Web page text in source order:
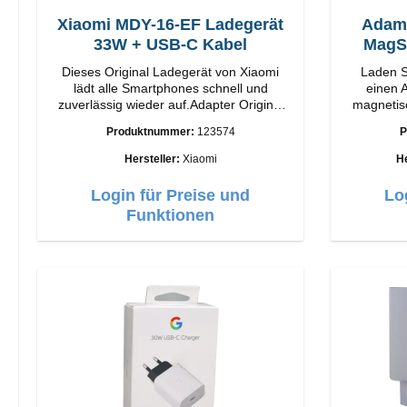
Xiaomi MDY-16-EF Ladegerät
33W + USB-C Kabel
Dieses Original Ladegerät von Xiaomi
lädt alle Smartphones schnell und
zuverlässig wieder auf.Adapter Original
Anschlüsse: USB-A Output: 33W Farbe:
Produktnummer: 123574
Hersteller: Xiaomi
Login für Preise und
Funktionen
Laden
einen
bietet
iPhone
auf Auf